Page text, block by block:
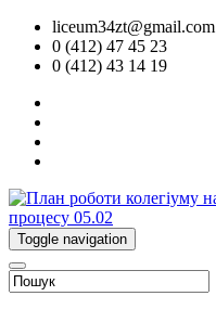
liceum34zt@gmail.com
0 (412) 47 45 23
0 (412) 43 14 19
Toggle navigation